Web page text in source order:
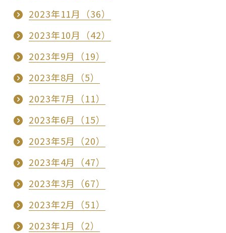
2023年11月（36）
2023年10月（42）
2023年9月（19）
2023年8月（5）
2023年7月（11）
2023年6月（15）
2023年5月（20）
2023年4月（47）
2023年3月（67）
2023年2月（51）
2023年1月（2）